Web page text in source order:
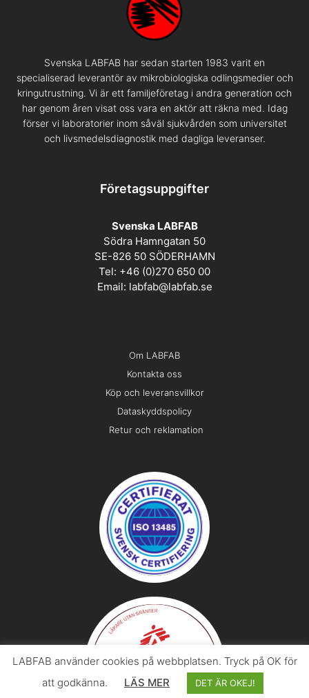
Svenska LABFAB har sedan starten 1983 varit en
specialiserad leverantör av mikrobiologiska odlingsmedier och
kringutrustning. Vi är ett familjeföretag i andra generation och
har genom åren visat oss vara en aktör att räkna med. Idag
förser vi laboratorier inom såväl sjukvården som universitet
och livsmedelsdiagnostik med dagliga leveranser.
Företagsuppgifter
Svenska LABFAB
Södra Hamngatan 50
SE-826 50 SÖDERHAMN
Tel: +46 (0)270 650 00
Email: labfab@labfab.se
Om LABFAB
Kontakta oss
Köp och leveransvillkor
Dataskyddspolicy
Retur och reklamation
LABFAB använder cookies på webbplatsen. Tryck på OK för
att godkänna.
LÄS MER DET ÄR OKEJ!